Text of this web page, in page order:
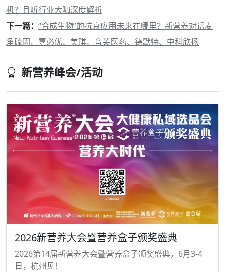
机？且听行业大咖深度解析
下一篇： “合成生物”的抗衰应用未来在哪里？新营养对话麦
角硫因、嘉必优、美琪、音芙医药、德默特、中科欣扬
新营养峰会/活动
2026新营养大会暨营养盒子颁奖盛典
2026第14届新营养大会暨营养盒子颁奖盛典，6月3-4
日，杭州见！